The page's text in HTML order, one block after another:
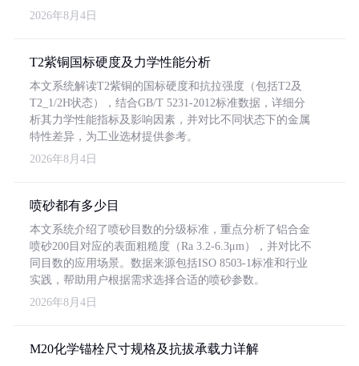
2026年8月4日
T2紫铜国标硬度及力学性能分析
本文系统解读T2紫铜的国标硬度和抗拉强度（包括T2及
T2_1/2H状态），结合GB/T 5231-2012标准数据，详细分
析其力学性能指标及影响因素，并对比不同状态下的金属
特性差异，为工业选材提供参考。
2026年8月4日
喷砂都有多少目
本文系统介绍了喷砂目数的分级标准，重点分析了铝合金
喷砂200目对应的表面粗糙度（Ra 3.2-6.3μm），并对比不
同目数的应用场景。数据来源包括ISO 8503-1标准和行业
实践，帮助用户根据需求选择合适的喷砂参数。
2026年8月4日
M20化学锚栓尺寸规格及抗拔承载力详解